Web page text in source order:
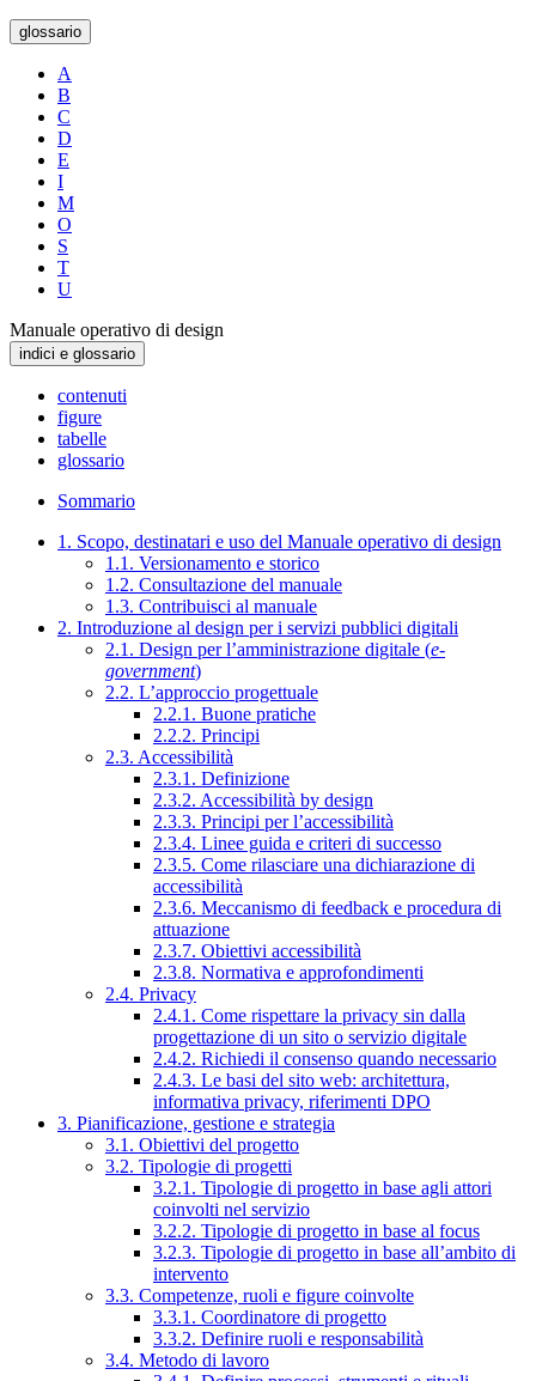
glossario
A
B
C
D
E
I
M
O
S
T
U
Manuale operativo di design
indici e glossario
contenuti
figure
tabelle
glossario
Sommario
1. Scopo, destinatari e uso del Manuale operativo di design
1.1. Versionamento e storico
1.2. Consultazione del manuale
1.3. Contribuisci al manuale
2. Introduzione al design per i servizi pubblici digitali
2.1. Design per l’amministrazione digitale (e-
government)
2.2. L’approccio progettuale
2.2.1. Buone pratiche
2.2.2. Principi
2.3. Accessibilità
2.3.1. Definizione
2.3.2. Accessibilità by design
2.3.3. Principi per l’accessibilità
2.3.4. Linee guida e criteri di successo
2.3.5. Come rilasciare una dichiarazione di
accessibilità
2.3.6. Meccanismo di feedback e procedura di
attuazione
2.3.7. Obiettivi accessibilità
2.3.8. Normativa e approfondimenti
2.4. Privacy
2.4.1. Come rispettare la privacy sin dalla
progettazione di un sito o servizio digitale
2.4.2. Richiedi il consenso quando necessario
2.4.3. Le basi del sito web: architettura,
informativa privacy, riferimenti DPO
3. Pianificazione, gestione e strategia
3.1. Obiettivi del progetto
3.2. Tipologie di progetti
3.2.1. Tipologie di progetto in base agli attori
coinvolti nel servizio
3.2.2. Tipologie di progetto in base al focus
3.2.3. Tipologie di progetto in base all’ambito di
intervento
3.3. Competenze, ruoli e figure coinvolte
3.3.1. Coordinatore di progetto
3.3.2. Definire ruoli e responsabilità
3.4. Metodo di lavoro